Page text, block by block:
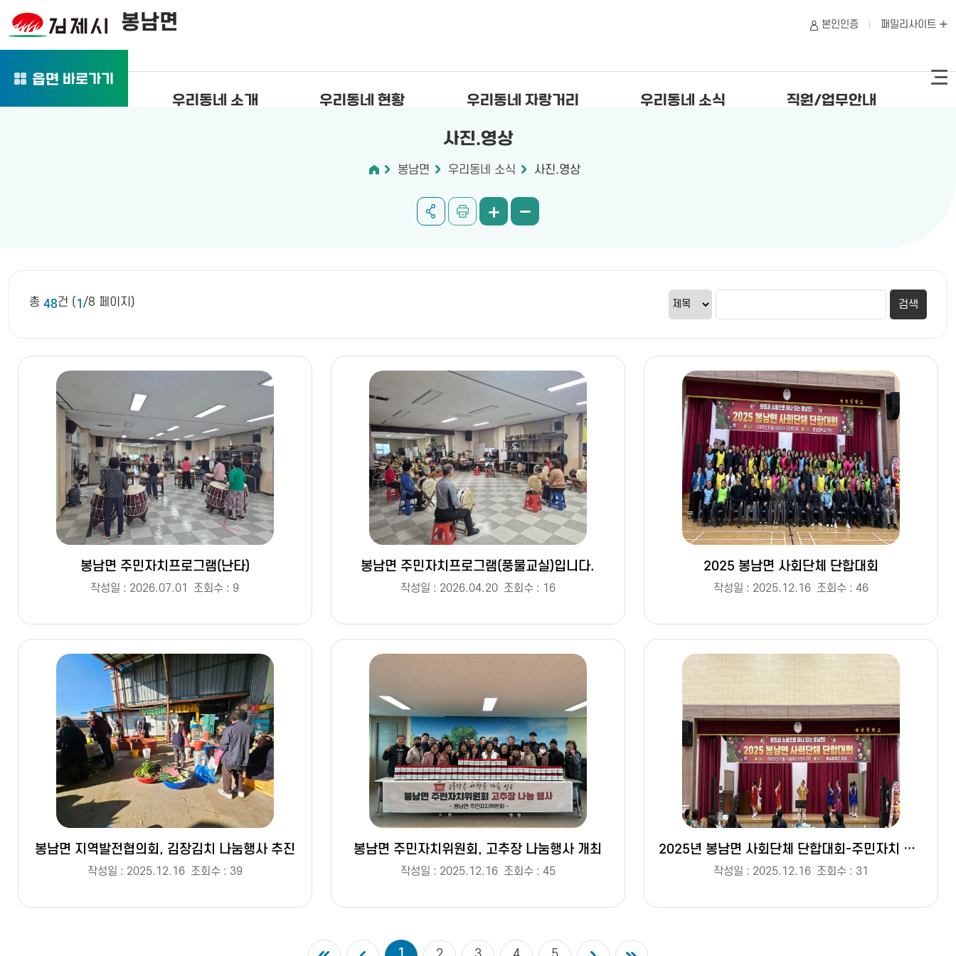
봉남면
우리동네 소개 우리동네 현황 우리동네 자랑거리 우리동네 소식 직원/업무안내
읍면 바로가기
본인인증 패밀리사이트
사진.영상
봉남면 우리동네 소식 사진.영상
총 48건 ( 1 /8 페이지)
봉남면 주민자치프로그램(난타)
작성일 : 2026.07.01 조회수 : 9
봉남면 주민자치프로그램(풍물교실)입니다.
작성일 : 2026.04.20 조회수 : 16
2025 봉남면 사회단체 단합대회
작성일 : 2025.12.16 조회수 : 46
봉남면 지역발전협의회, 김장김치 나눔행사 추진
작성일 : 2025.12.16 조회수 : 39
봉남면 주민자치위원회, 고추장 나눔행사 개최
작성일 : 2025.12.16 조회수 : 45
2025년 봉남면 사회단체 단합대회-주민자치 라인댄스 공연 사진
작성일 : 2025.12.16 조회수 : 31